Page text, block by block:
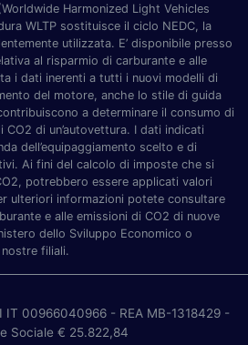
Harmonized Light Vehicles
WLTP sostituisce il ciclo NEDC, la
utilizzata. E’ disponibile presso
al risparmio di carburante e alle
i dati inerenti a tutti i nuovi modelli di
del motore, anche lo stile di guida
a determinare il consumo di
di un’autovettura. I dati indicati
dell’equipaggiamento scelto e di
Ai fini del calcolo di imposte che si
potrebbero essere applicati valori
ulteriori informazioni potete consultare
e alle emissioni di CO2 di nuove
dello Sviluppo Economico o
filiali.
IT 00966040966 - REA MB-1318429 -
Sociale € 25.822,84